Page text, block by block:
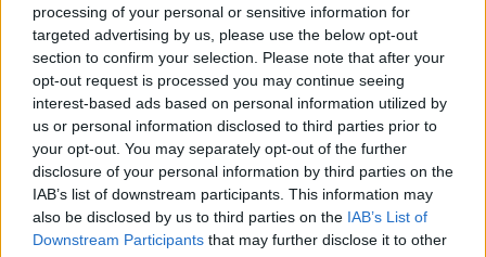
processing of your personal or sensitive information for
targeted advertising by us, please use the below opt-out
section to confirm your selection. Please note that after your
opt-out request is processed you may continue seeing
interest-based ads based on personal information utilized by
us or personal information disclosed to third parties prior to
your opt-out. You may separately opt-out of the further
disclosure of your personal information by third parties on the
IAB’s list of downstream participants. This information may
also be disclosed by us to third parties on the IAB’s List of
Downstream Participants that may further disclose it to other
díszelegnek. A betérők kiolvashatják belőlük, hogy a
mosolygós pénztáros… Vera…
Tessék? No, most akkor, hogy van ez? A kasszánál
véletlenül se jöjjön zavarba senki… Vera ugyanis
valójában Ildikó. Titok, csel, trükk, netán
megtévesztés nincs a tarsolyában… Elég
megkérdezni, szívesen mesél, miközben pakol,
méricskél, csomagol, kiszolgál, az árazópisztolyt
csattogtatja…